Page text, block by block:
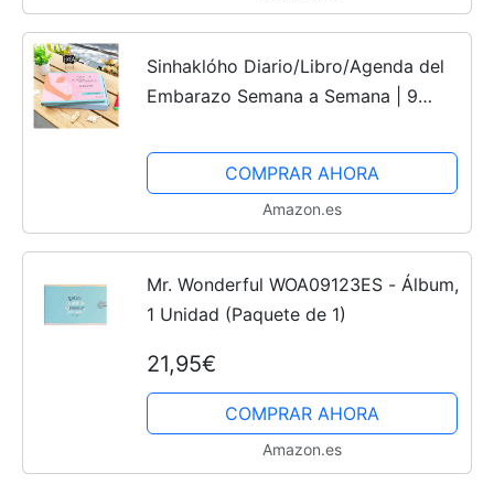
Sinhaklóho Diario/Libro/Agenda del
Embarazo Semana a Semana | 9
Mientras Te Esperaba, Álbum
Embarazadas para Fotos, Ecografías
COMPRAR AHORA
Amazon.es
Mr. Wonderful WOA09123ES - Álbum,
1 Unidad (Paquete de 1)
21,95€
COMPRAR AHORA
Amazon.es